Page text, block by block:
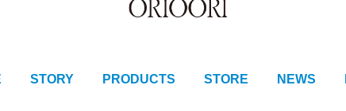
STORY PRODUCTS STORE NEWS